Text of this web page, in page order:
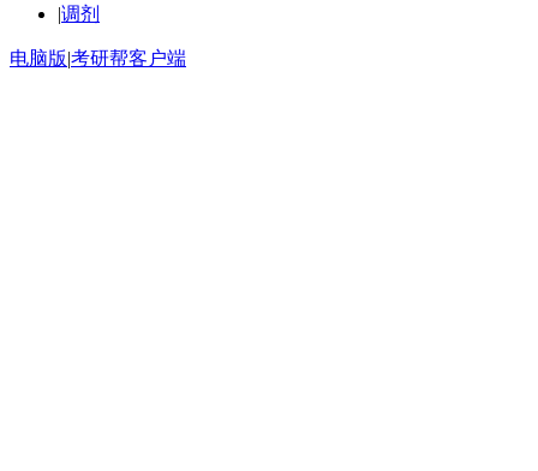
|调剂
电脑版|考研帮客户端